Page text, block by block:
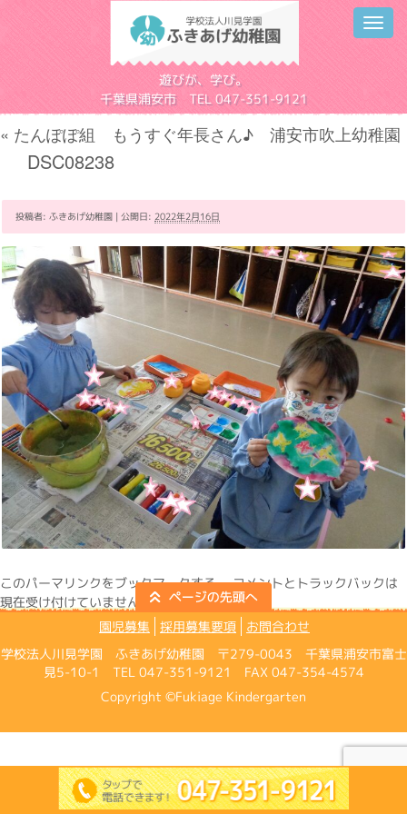
遊びが、学び。
千葉県浦安市 TEL 047-351-9121
« たんぽぽ組 もうすぐ年長さん♪ 浦安市吹上幼稚園
DSC08238
投稿者: ふきあげ幼稚園 | 公開日: 2022年2月16日
このパーマリンクをブックマークする。 コメントとトラックバックは
現在受け付けていません。
園児募集
採用募集要項
お問合わせ
学校法人川見学園 ふきあげ幼稚園 〒279-0043 千葉県浦安市富士
見5-10-1 TEL 047-351-9121 FAX 047-354-4574
Copyright ©Fukiage Kindergarten